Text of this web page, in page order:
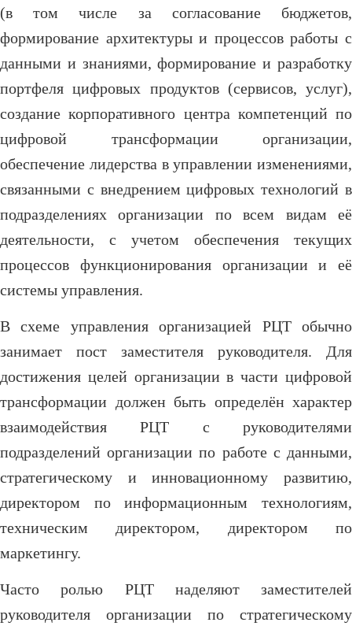
(в том числе за согласование бюджетов,
формирование архитектуры и процессов работы с
данными и знаниями, формирование и разработку
портфеля цифровых продуктов (сервисов, услуг),
создание корпоративного центра компетенций по
цифровой трансформации организации,
обеспечение лидерства в управлении изменениями,
связанными с внедрением цифровых технологий в
подразделениях организации по всем видам её
деятельности, с учетом обеспечения текущих
процессов функционирования организации и её
системы управления.
В схеме управления организацией РЦТ обычно
занимает пост заместителя руководителя. Для
достижения целей организации в части цифровой
трансформации должен быть определён характер
взаимодействия РЦТ с руководителями
подразделений организации по работе с данными,
стратегическому и инновационному развитию,
директором по информационным технологиям,
техническим директором, директором по
маркетингу.
Часто ролью РЦТ наделяют заместителей
руководителя организации по стратегическому